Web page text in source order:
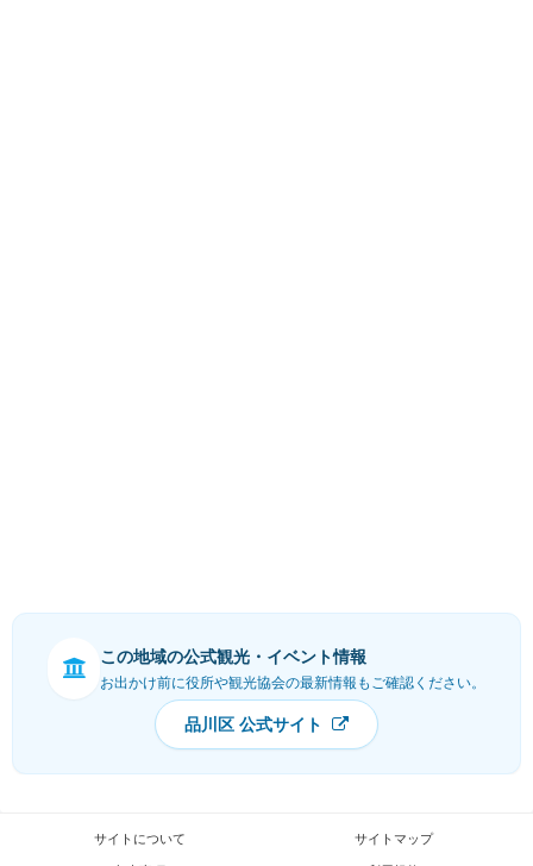
この地域の公式観光・イベント情報
お出かけ前に役所や観光協会の最新情報もご確認ください。
品川区 公式サイト
サイトについて サイトマップ